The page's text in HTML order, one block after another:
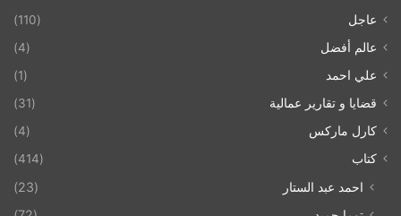
عاجل
(110)
عالم أفضل
(4)
علي احمد
(1)
قضايا و تقارير عمالية
(31)
كارل ماركس
(4)
كتاب
(414)
احمد عبد الستار
(23)